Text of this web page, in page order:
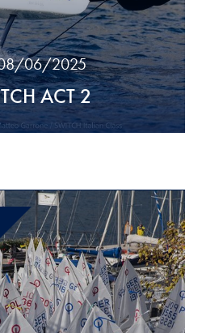
06/2025
ACT 2